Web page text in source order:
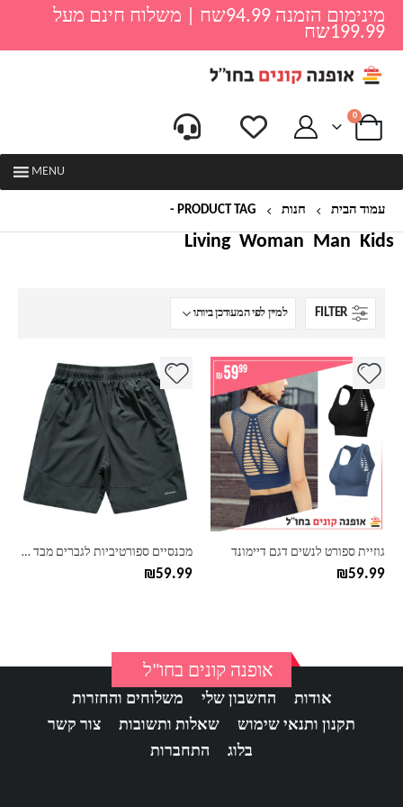
מינימום הזמנה 94.99שח | משלוח חינם מעל
199.99שח
0
MENU
עמוד הבית חנות PRODUCT TAG -
Kids
Man
Woman
Living
FILTER
גוזיית ספורט לנשים דגם דיימונד
₪59.99
למוצר
יש
מספר
סוגים.
ניתן
לבחור
האפשרויות
מכנסיים ספורטיביות לגברים מבד גמיש
₪59.99
למוצר
מספר
סוגים.
ניתן
לבחור
את
אופנה קונים בחו"ל
אודות החשבון שלי
משלוחים והחזרות
תקנון ותנאי שימוש
שאלות ותשובות
צור קשר
בלוג
התחברות